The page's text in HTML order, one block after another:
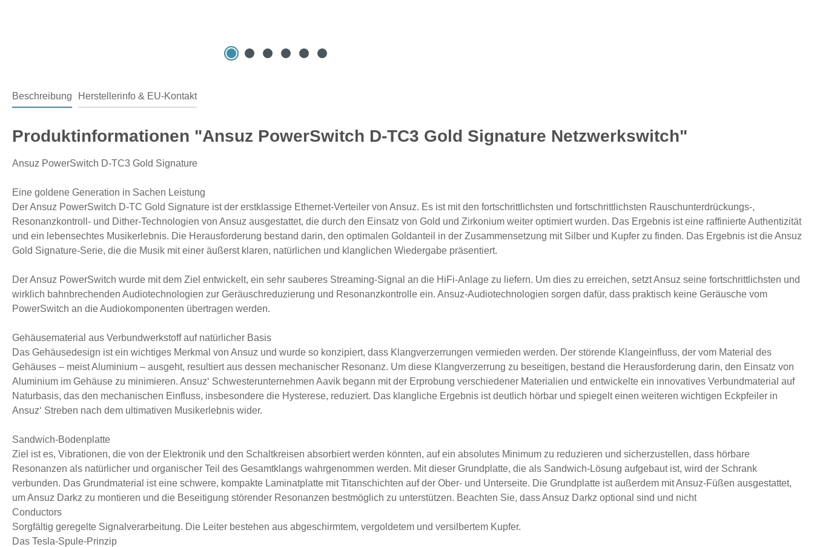
Beschreibung Herstellerinfo & EU-Kontakt
Produktinformationen "Ansuz PowerSwitch D-TC3 Gold Signature Netzwerkswitch"
Ansuz PowerSwitch D-TC3 Gold Signature
Eine goldene Generation in Sachen Leistung
Der Ansuz PowerSwitch D-TC Gold Signature ist der erstklassige Ethernet-Verteiler von Ansuz. Es ist mit den fortschrittlichsten und fortschrittlichsten Rauschunterdrückungs-,
Resonanzkontroll- und Dither-Technologien von Ansuz ausgestattet, die durch den Einsatz von Gold und Zirkonium weiter optimiert wurden. Das Ergebnis ist eine raffinierte Authentizität
und ein lebensechtes Musikerlebnis. Die Herausforderung bestand darin, den optimalen Goldanteil in der Zusammensetzung mit Silber und Kupfer zu finden. Das Ergebnis ist die Ansuz
Gold Signature-Serie, die die Musik mit einer äußerst klaren, natürlichen und klanglichen Wiedergabe präsentiert.
Der Ansuz PowerSwitch wurde mit dem Ziel entwickelt, ein sehr sauberes Streaming-Signal an die HiFi-Anlage zu liefern. Um dies zu erreichen, setzt Ansuz seine fortschrittlichsten und
wirklich bahnbrechenden Audiotechnologien zur Geräuschreduzierung und Resonanzkontrolle ein. Ansuz-Audiotechnologien sorgen dafür, dass praktisch keine Geräusche vom
PowerSwitch an die Audiokomponenten übertragen werden.
Gehäusematerial aus Verbundwerkstoff auf natürlicher Basis
Das Gehäusedesign ist ein wichtiges Merkmal von Ansuz und wurde so konzipiert, dass Klangverzerrungen vermieden werden. Der störende Klangeinfluss, der vom Material des
Gehäuses – meist Aluminium – ausgeht, resultiert aus dessen mechanischer Resonanz. Um diese Klangverzerrung zu beseitigen, bestand die Herausforderung darin, den Einsatz von
Aluminium im Gehäuse zu minimieren. Ansuz‘ Schwesterunternehmen Aavik begann mit der Erprobung verschiedener Materialien und entwickelte ein innovatives Verbundmaterial auf
Naturbasis, das den mechanischen Einfluss, insbesondere die Hysterese, reduziert. Das klangliche Ergebnis ist deutlich hörbar und spiegelt einen weiteren wichtigen Eckpfeiler in
Ansuz‘ Streben nach dem ultimativen Musikerlebnis wider.
Sandwich-Bodenplatte
Ziel ist es, Vibrationen, die von der Elektronik und den Schaltkreisen absorbiert werden könnten, auf ein absolutes Minimum zu reduzieren und sicherzustellen, dass hörbare
Resonanzen als natürlicher und organischer Teil des Gesamtklangs wahrgenommen werden. Mit dieser Grundplatte, die als Sandwich-Lösung aufgebaut ist, wird der Schrank
verbunden. Das Grundmaterial ist eine schwere, kompakte Laminatplatte mit Titanschichten auf der Ober- und Unterseite. Die Grundplatte ist außerdem mit Ansuz-Füßen ausgestattet,
um Ansuz Darkz zu montieren und die Beseitigung störender Resonanzen bestmöglich zu unterstützen. Beachten Sie, dass Ansuz Darkz optional sind und nicht
Conductors
Sorgfältig geregelte Signalverarbeitung. Die Leiter bestehen aus abgeschirmtem, vergoldetem und versilbertem Kupfer.
Das Tesla-Spule-Prinzip